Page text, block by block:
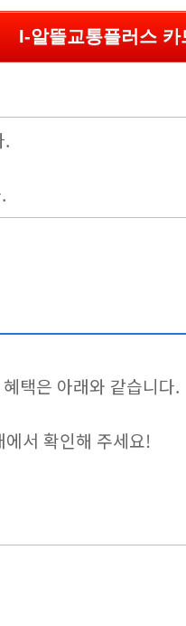
I-알뜰교통플러스 카
.
택은 아래와 같습니다.
서 확인해 주세요!